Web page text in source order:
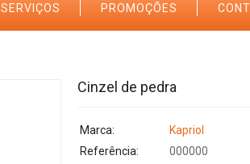
SERVIÇOS PROMOÇÕES
Cinzel de pedra
Marca:
Kapriol
Referência:
000000